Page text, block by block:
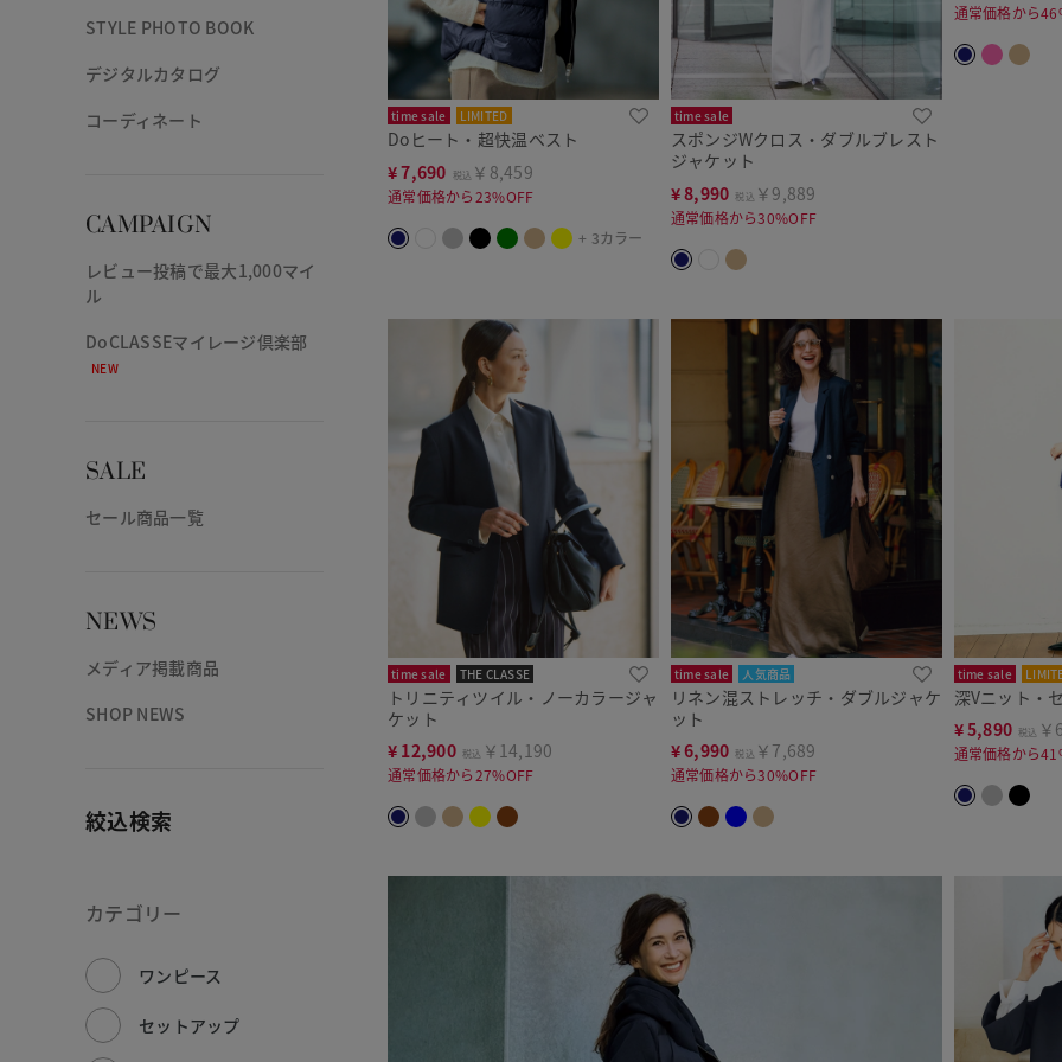
STYLE PHOTO BOOK
デジタルカタログ
コーディネート
CAMPAIGN
レビュー投稿で最大1,000マイ
ル
DoCLASSEマイレージ倶楽部
NEW
SALE
セール商品一覧
NEWS
メディア掲載商品
SHOP NEWS
絞込検索
カテゴリー
ワンピース
セットアップ
通常価格から
time sale LIMITED
Doヒート・超快温ベスト
¥7,690 税込 ￥8,459
通常価格から23%OFF
+ 3カラー
time sale
スポンジWクロス・ダブルブレスト
ジャケット
¥8,990 税込 ￥9,889
通常価格から30%OFF
time sale THE CLASSE
トリニティツイル・ノーカラージャ
ケット
¥ 12,900 税込 ￥14,190
通常価格から27%OFF
time sale 人気商品
リネン混ストレッチ・ダブルジャケ
ット
¥6,990 税込 ￥7,689
通常価格から30%OFF
time sale
深Vニット・
¥5,890 税込
通常価格から